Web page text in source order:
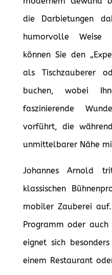
die Darbietungen
humorvolle Weise
können Sie den
als Tischzauberer
buchen, wobei
faszinierende
vorführt, die
unmittelbarer Nähe
Johannes Arnold
klassischen
mobiler Zauberei auf.
Programm oder auch
eignet sich
einem Restaurant